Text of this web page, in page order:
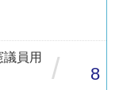
員用
/ 8